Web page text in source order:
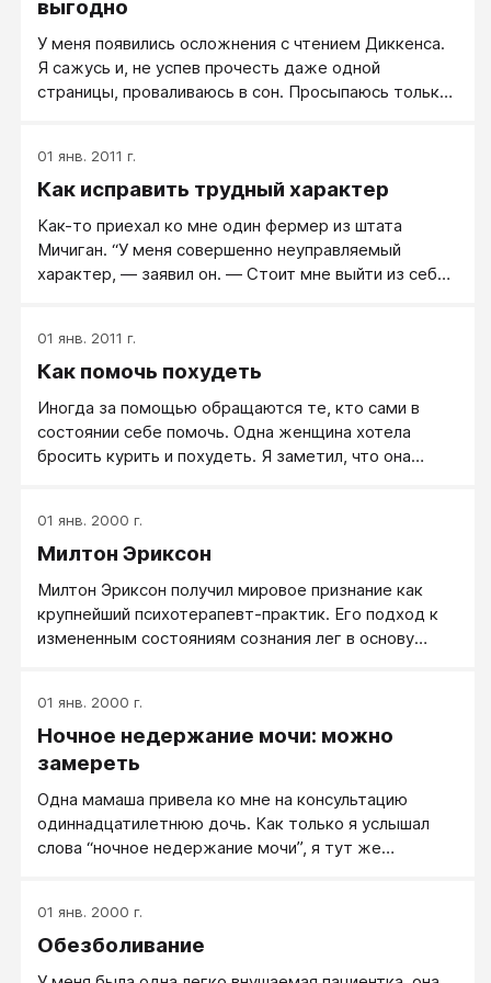
двенадцать лет кряду отправлялся спать и исправно
заливал свою постель каждую ночь без исключения.
выгодно
У меня появились осложнения с чтением Диккенса.
Я сажусь и, не успев прочесть даже одной
страницы, проваливаюсь в сон. Просыпаюсь только
01 янв. 2011 г.
Как исправить трудный характер
Как-то приехал ко мне один фермер из штата
Мичиган. “У меня совершенно неуправляемый
характер, — заявил он. — Стоит мне выйти из себя,
сколько пощечин я раздал дочерям и сыновьям —
не счесть. Такой у меня характер, не владею
01 янв. 2011 г.
Как помочь похудеть
Иногда за помощью обращаются те, кто сами в
состоянии себе помочь. Одна женщина хотела
бросить курить и похудеть. Я заметил, что она
могу устоять перед едой и перед сигаретами, но
что касается физических упражнений, тут у меня
кажется, очень верующая, не так ли?” — спросил я.
Она ответила утвердительно. “Дайте мне твердое
обещание, что выполните несколько очень простых
01 янв. 2000 г.
Милтон Эриксон
Милтон Эриксон получил мировое признание как
крупнейший психотерапевт-практик. Его подход к
измененным состояниям сознания лег в основу
стратегический результат.
01 янв. 2000 г.
Ночное недержание мочи: можно
замереть
Одна мамаша привела ко мне на консультацию
одиннадцатилетнюю дочь. Как только я услышал
слова “ночное недержание мочи”, я тут же
хорошенькая девочка. Она рассказала, что где-то в
месячном возрасте у нее началось инфекционное
01 янв. 2000 г.
Обезболивание